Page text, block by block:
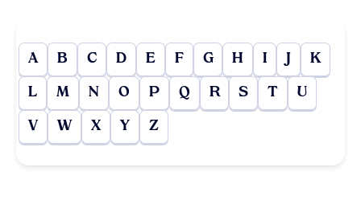
A B C D E F G H I J K
L M N O P Q R S T U
V W X Y Z